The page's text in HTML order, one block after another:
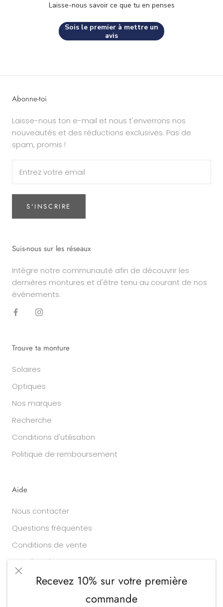
Recevez 10% sur votre première
commande
Laisse-nous savoir ce que tu en penses
Sois le premier à mettre un
avis
Abonne-toi
Laisse-nous ton e-mail et nous t'enverrons nos
nouveautés et des réductions exclusives. Pas de
spam, promis !
S'INSCRIRE
Suis-nous sur les réseaux
Intègre notre communauté afin de découvrir les
dernières montures et d'être tenu au courant de nos
événements.
Trouve ta monture
Solaires
Optiques
Nos marques
Recherche
Conditions d'utilisation
Politique de remboursement
Aide
Nous contacter
Questions fréquentes
Conditions de vente
Vos données